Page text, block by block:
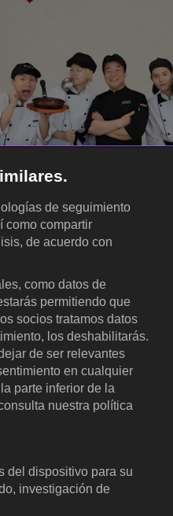
Derechos
Política
No
de seguimiento
como compartir
de acuerdo con
como datos de
permitiendo que
socios tratamos datos
los deshabilitarás.
de ser relevantes
en cualquier
parte inferior de la
nuestra política
del dispositivo para su
investigación de